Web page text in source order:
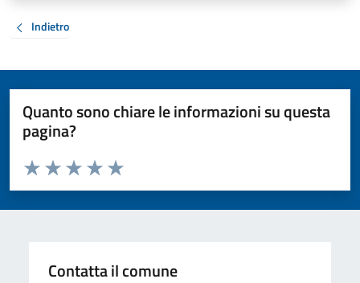
Indietro
Quanto sono chiare le informazioni su questa
pagina?
Valuta da 1 a 5 stelle la pagina
Valuta 5 stelle su 5
Valuta 4 stelle su 5
Valuta 3 stelle su 5
Valuta 2 stelle su 5
Valuta 1 stelle su 5
Contatta il comune